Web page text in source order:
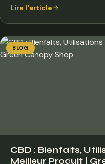
Lire l'article
BLOG
CBD : Bienfaits,
Meilleur Produit |